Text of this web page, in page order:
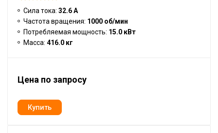
Сила тока: 32.6 А
Частота вращения: 1000 об/мин
Потребляемая мощность: 15.0 кВт
Масса: 416.0 кг
Цена по запросу